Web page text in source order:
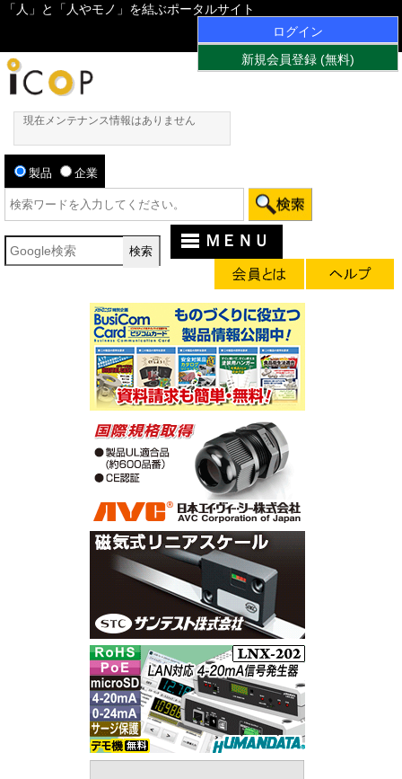
「人」と「人やモノ」を結ぶポータルサイト
ログイン
新規会員登録 (無料)
現在メンテナンス情報はありません
製品 企業
ＭＥＮＵ